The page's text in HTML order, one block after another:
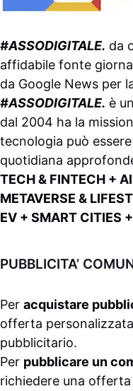
#ASSODIGITALE. da
affidabile fonte
da Google News per
#ASSODIGITALE. è
dal 2004 ha la
tecnologia può
quotidiana
TECH & FINTECH +
METAVERSE &
EV + SMART CITIES
PUBBLICITA’
Per acquistare
offerta
pubblicitario.
Per pubblicare un
richiedere una